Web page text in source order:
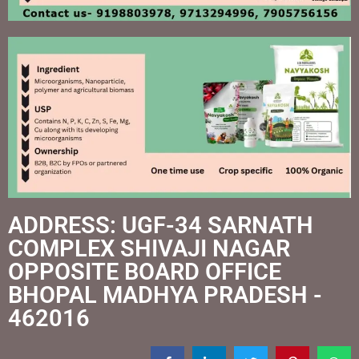
ADDRESS: UGF-34 SARNATH
COMPLEX SHIVAJI NAGAR
OPPOSITE BOARD OFFICE
BHOPAL MADHYA PRADESH -
462016